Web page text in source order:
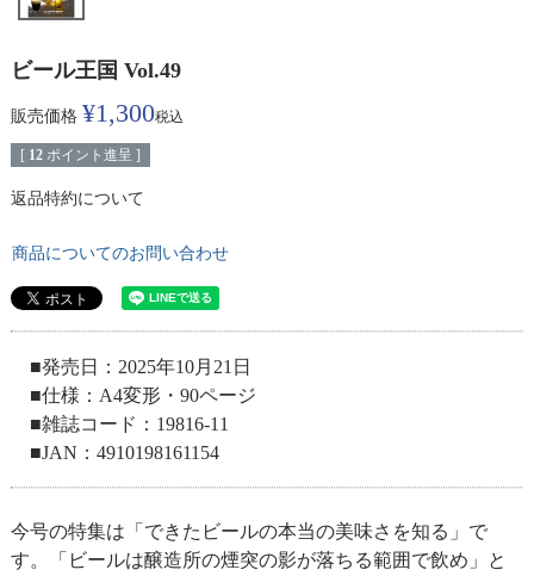
ビール王国 Vol.49
販売価格 ¥1,300税込
[ 12 ポイント進呈 ]
返品特約について
商品についてのお問い合わせ
■発売日：2025年10月21日
■仕様：A4変形・90ページ
■雑誌コード：19816-11
■JAN：4910198161154
今号の特集は「できたビールの本当の美味さを知る」で
す。「ビールは醸造所の煙突の影が落ちる範囲で飲め」と